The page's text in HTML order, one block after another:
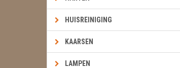
HUISREINIGING
KAARSEN
LAMPEN